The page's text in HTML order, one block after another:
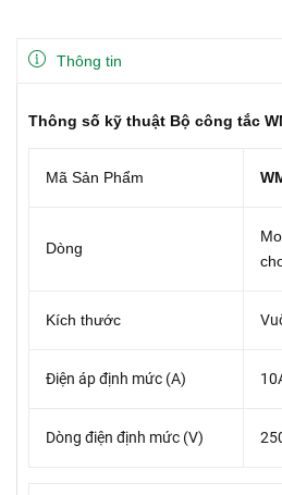
Thông tin
Thông số kỹ thuật Bộ công tắc
Mã Sản Phẩm
Dòng
Kích thước
Điện áp định mức (A)
Dòng điện định mức (V)